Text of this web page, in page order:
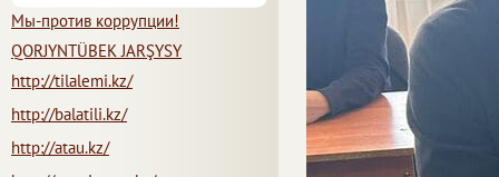
Мы-против коррупции!
QORJYNTÜBEK JARŞYSY
http://tilalemi.kz/
http://balatili.kz/
http://atau.kz/